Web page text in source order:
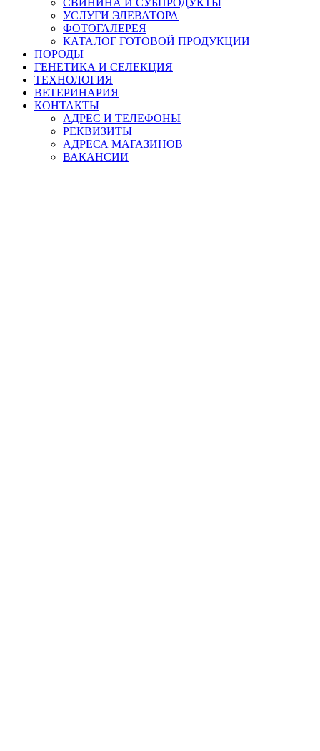
УСЛУГИ ЭЛЕВАТОРА
ФОТОГАЛЕРЕЯ
КАТАЛОГ ГОТОВОЙ ПРОДУКЦИИ
ПОРОДЫ
ГЕНЕТИКА И СЕЛЕКЦИЯ
ТЕХНОЛОГИЯ
ВЕТЕРИНАРИЯ
КОНТАКТЫ
АДРЕС И ТЕЛЕФОНЫ
РЕКВИЗИТЫ
АДРЕСА МАГАЗИНОВ
ВАКАНСИИ